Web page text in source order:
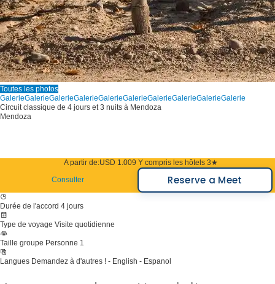
Toutes les photos
GalerieGalerieGalerieGalerieGalerieGalerieGalerieGalerieGalerieGalerie
Circuit classique de 4 jours et 3 nuits à Mendoza
Mendoza
A partir de:USD 1.009 Y compris les hôtels 3★
Consulter
Reserve a Meet
Durée de l'accord 4 jours
Type de voyage Visite quotidienne
Taille groupe Personne 1
Langues Demandez à d'autres ! - English - Espanol